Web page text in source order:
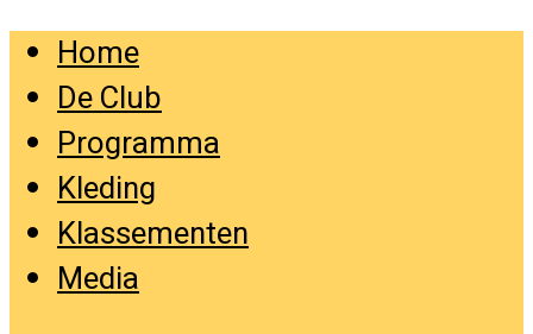
Home
De Club
Programma
Kleding
Klassementen
Media